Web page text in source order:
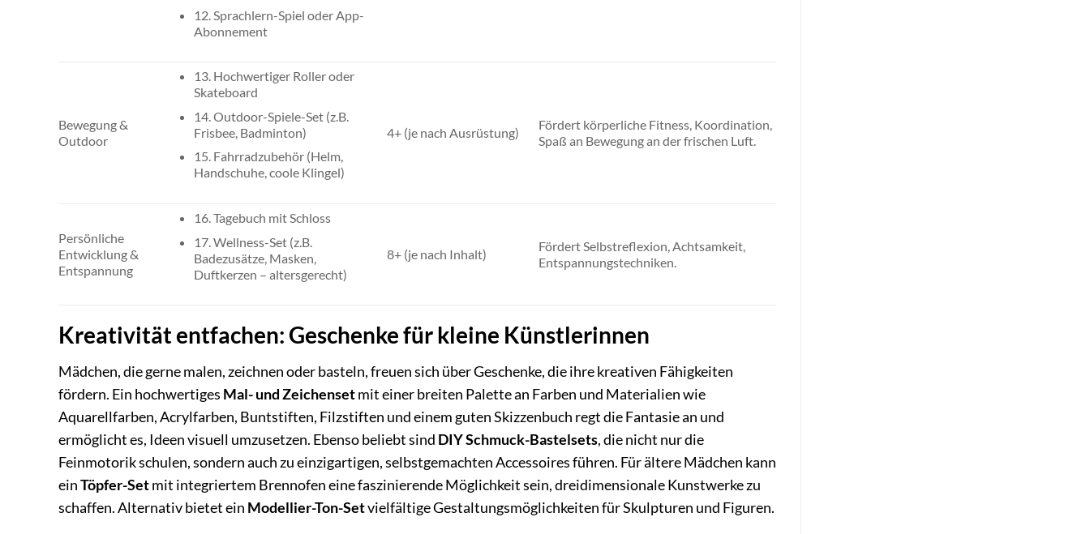
12. Sprachlern-Spiel oder App-
Abonnement
Bewegung &
Outdoor
13. Hochwertiger Roller oder
Skateboard
14. Outdoor-Spiele-Set (z.B.
Frisbee, Badminton)
15. Fahrradzubehör (Helm,
Handschuhe, coole Klingel)
4+ (je nach Ausrüstung)
Fördert körperliche Fitness, Koordination,
Spaß an Bewegung an der frischen Luft.
Persönliche
Entwicklung &
Entspannung
16. Tagebuch mit Schloss
17. Wellness-Set (z.B.
Badezusätze, Masken,
Duftkerzen – altersgerecht)
8+ (je nach Inhalt)
Fördert Selbstreflexion, Achtsamkeit,
Entspannungstechniken.
Kreativität entfachen: Geschenke für kleine Künstlerinnen
Mädchen, die gerne malen, zeichnen oder basteln, freuen sich über Geschenke, die ihre kreativen Fähigkeiten
fördern. Ein hochwertiges Mal- und Zeichensetmit einer breiten Palette an Farben und Materialien wie
Aquarellfarben, Acrylfarben, Buntstiften, Filzstiften und einem guten Skizzenbuch regt die Fantasie an und
ermöglicht es, Ideen visuell umzusetzen. Ebenso beliebt sind DIY Schmuck-Bastelsets, die nicht nur die
Feinmotorik schulen, sondern auch zu einzigartigen, selbstgemachten Accessoires führen. Für ältere Mädchen kann
einTöpfer-Setmit integriertem Brennofen eine faszinierende Möglichkeit sein, dreidimensionale Kunstwerke zu
schaffen. Alternativ bietet ein Modellier-Ton-Setvielfältige Gestaltungsmöglichkeiten für Skulpturen und Figuren.